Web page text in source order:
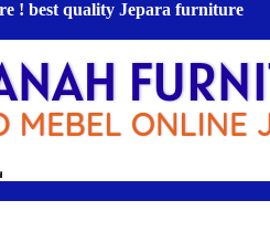
! best quality Jepara furniture